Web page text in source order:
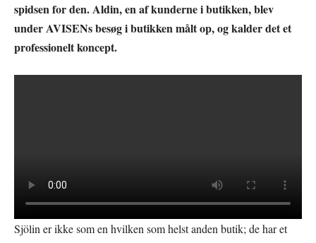
spidsen for den. Aldin, en af kunderne i butikken, blev
under AVISENs besøg i butikken målt op, og kalder det et
professionelt koncept.
Sjölin er ikke som en hvilken som helst anden butik; de har et